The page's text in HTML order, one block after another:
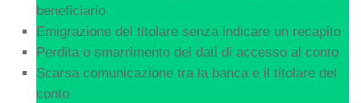
beneficiario
Emigrazione del titolare senza indicare un recapito
Perdita o smarrimento dei dati di accesso al conto
Scarsa comunicazione tra la banca e il titolare del
conto